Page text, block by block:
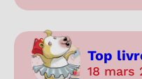
Top
18 mars